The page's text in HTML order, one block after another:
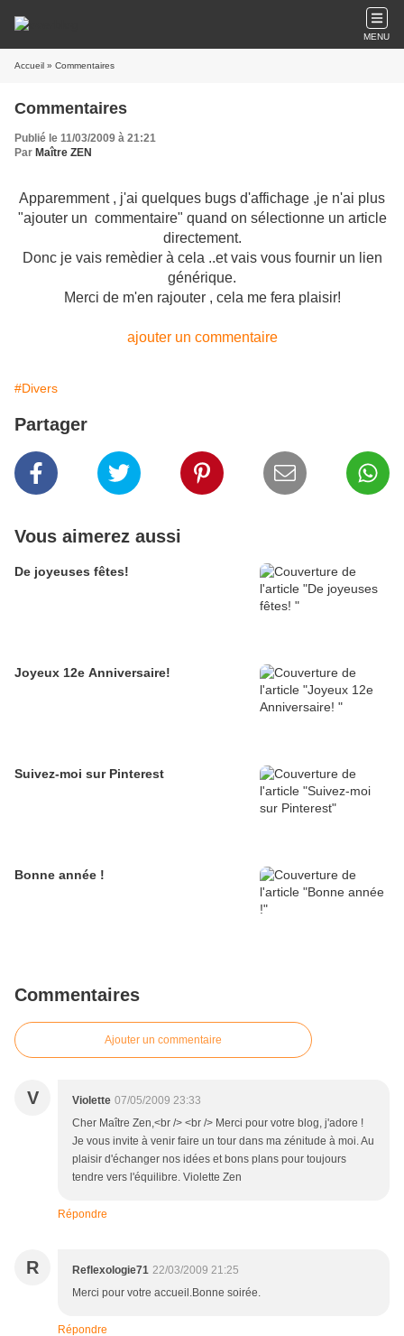
MENU
Accueil » Commentaires
Commentaires
Publié le 11/03/2009 à 21:21
Par Maître ZEN
Apparemment , j'ai quelques bugs d'affichage ,je n'ai plus
"ajouter un commentaire" quand on sélectionne un article
directement.
Donc je vais remèdier à cela ..et vais vous fournir un lien
générique.
Merci de m'en rajouter , cela me fera plaisir!
ajouter un commentaire
#Divers
Partager
Vous aimerez aussi
De joyeuses fêtes!
Joyeux 12e Anniversaire!
Suivez-moi sur Pinterest
Bonne année !
Commentaires
Ajouter un commentaire
V Violette 07/05/2009 23:33
Cher Maître Zen,<br /> <br /> Merci pour votre blog, j'adore !
Je vous invite à venir faire un tour dans ma zénitude à moi. Au
plaisir d'échanger nos idées et bons plans pour toujours
tendre vers l'équilibre. Violette Zen
Répondre
R Reflexologie71 22/03/2009 21:25
Merci pour votre accueil.Bonne soirée.
Répondre